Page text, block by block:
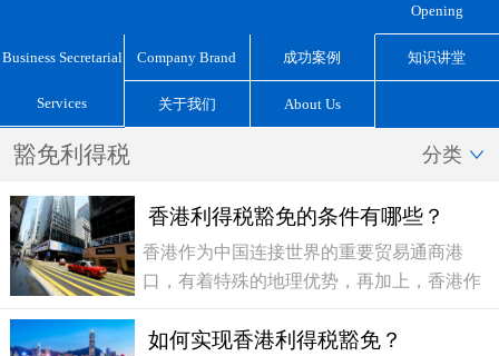
Opening
Business Secretarial
Services
Company Brand 成功案例 知识讲堂
关于我们 About Us
豁免利得税 分类 
香港利得税豁免的条件有哪些？
香港作为中国连接世界的重要贸易通商港
口，有着特殊的地理优势，再加上，香港作
税制给企业家们提供了得天独厚的经商环
如何实现香港利得税豁免？